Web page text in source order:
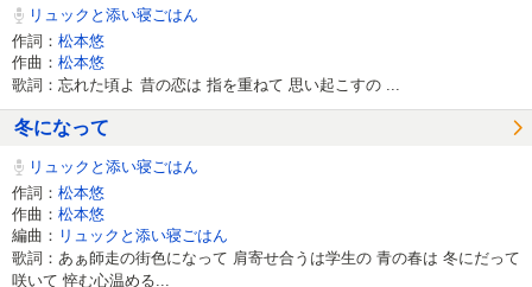
リュックと添い寝ごはん
作詞： 松本悠
作曲： 松本悠
歌詞：忘れた頃よ 昔の恋は 指を重ねて 思い起こすの ...
冬になって
リュックと添い寝ごはん
作詞： 松本悠
作曲： 松本悠
編曲： リュックと添い寝ごはん
歌詞：あぁ師走の街色になって 肩寄せ合うは学生の 青の春は 冬にだって
咲いて 悴む心温める...